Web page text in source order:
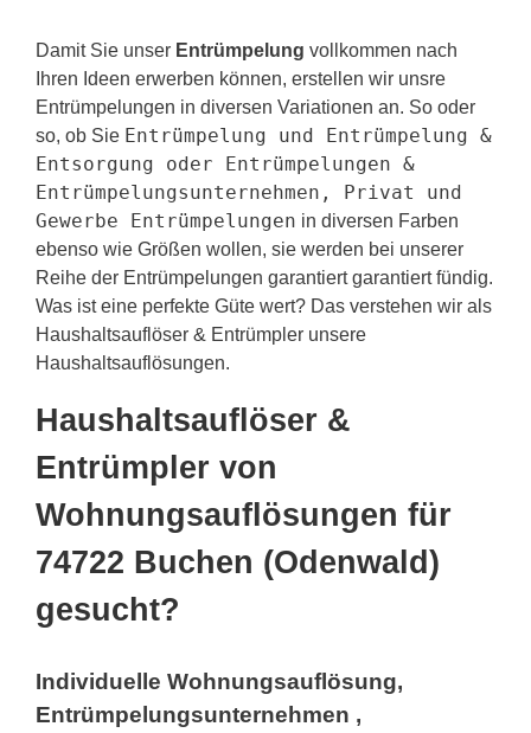
Damit Sie unser Entrümpelung vollkommen nach
Ihren Ideen erwerben können, erstellen wir unsre
Entrümpelungen in diversen Variationen an. So oder
so, ob Sie Entrümpelung und Entrümpelung &
Entsorgung oder Entrümpelungen &
Entrümpelungsunternehmen, Privat und
Gewerbe Entrümpelungen in diversen Farben
ebenso wie Größen wollen, sie werden bei unserer
Reihe der Entrümpelungen garantiert garantiert fündig.
Was ist eine perfekte Güte wert? Das verstehen wir als
Haushaltsauflöser & Entrümpler unsere
Haushaltsauflösungen.
Haushaltsauflöser &
Entrümpler von
Wohnungsauflösungen für
74722 Buchen (Odenwald)
gesucht?
Individuelle Wohnungsauflösung,
Entrümpelungsunternehmen ,